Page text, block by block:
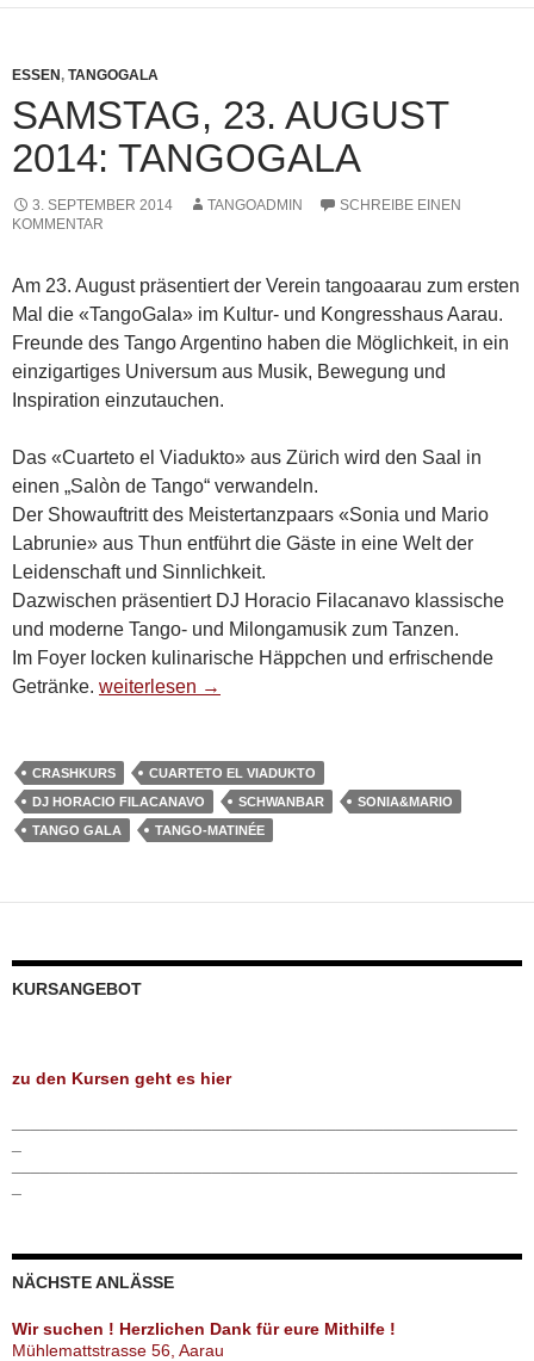
ESSEN, TANGOGALA
SAMSTAG, 23. AUGUST
2014: TANGOGALA
3. SEPTEMBER 2014 TANGOADMIN
SCHREIBE EINEN
KOMMENTAR
Am 23. August präsentiert der Verein tangoaarau zum ersten
Mal die «TangoGala» im Kultur- und Kongresshaus Aarau.
Freunde des Tango Argentino haben die Möglichkeit, in ein
einzigartiges Universum aus Musik, Bewegung und
Inspiration einzutauchen.
Das «Cuarteto el Viadukto» aus Zürich wird den Saal in
einen „Salòn de Tango“ verwandeln.
Der Showauftritt des Meistertanzpaars «Sonia und Mario
Labrunie» aus Thun entführt die Gäste in eine Welt der
Leidenschaft und Sinnlichkeit.
Dazwischen präsentiert DJ Horacio Filacanavo klassische
und moderne Tango- und Milongamusik zum Tanzen.
Im Foyer locken kulinarische Häppchen und erfrischende
Getränke. Samstag, 23. August 2014: TangoGala
weiterlesen →
CRASHKURS
CUARTETO EL VIADUKTO
DJ HORACIO FILACANAVO
SCHWANBAR
SONIA&MARIO
TANGO GALA
TANGO-MATINÉE
KURSANGEBOT
zu den Kursen geht es hier
NÄCHSTE ANLÄSSE
Wir suchen ! Herzlichen Dank für eure Mithilfe !
Mühlemattstrasse 56, Aarau